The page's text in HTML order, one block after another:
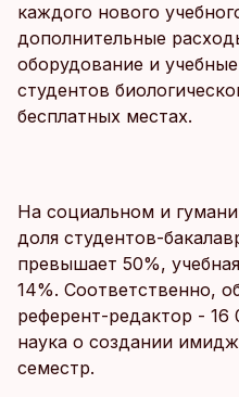
каждого нового
дополнительные
оборудование и
студентов
бесплатных местах.
На социальном и
доля студентов-
превышает 50%,
14%. Соответственно,
референт-редактор - 16
наука о создании
семестр.